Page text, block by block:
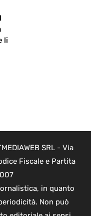
li
SRL - Via
Fiscale e Partita
in quanto
Non può